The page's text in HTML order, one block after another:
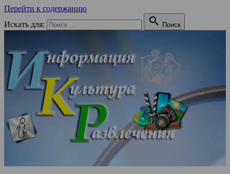
Перейти к содержанию
Искать для:
 Поиск